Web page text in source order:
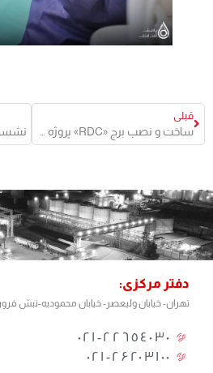
قبلی
دفتر مرکزی:
تهران- خیابان ولیعصر- خیابان محمودیه-نبش
٢٢٦٥٤٠٣٠-٠٢١
۰۲۱-۲۶۲۰۳۱۰۰